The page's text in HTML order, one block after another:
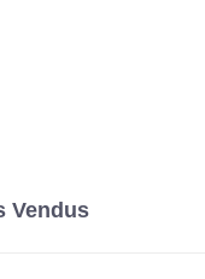
Vendus